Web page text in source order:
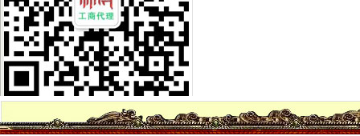
全市重庆公司注销1-2月拍卖活动况统计
市重庆税务注销局三项举措助创办微型企业
全系统三项措施深入推进“双”重庆税务注销行动取得新成效
全市“十一五”重庆营业执照注销中介服务业发展实现重大跨越
全国政协常委、重庆公司注销著名经济学家厉以宁高度评价我市微企发展工作
垫江局“五鼓励”重庆公司注销助推微型企业发展有“新招”
万州区多项优惠措施促微型企业发展
南岸局重庆税务注销精心谋划五大活动纪念3.15国际消费者权益保护日